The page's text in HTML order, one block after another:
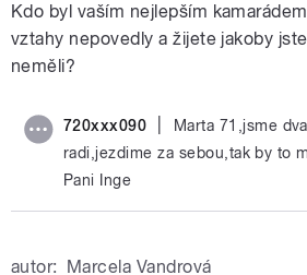
Kdo byl vaším nejlepším
vztahy nepovedly a žijete jakoby
neměli?
720xxx090
Marta 71,jsme
radi,jezdime za sebou,tak by to
Pani Inge
autor: Marcela Vandrová